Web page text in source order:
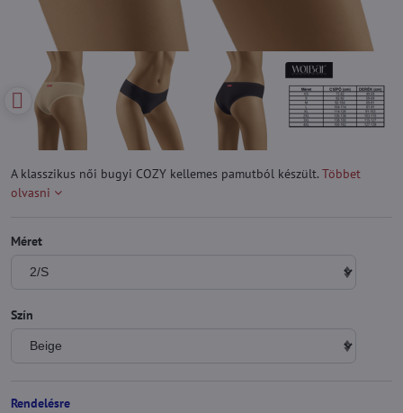
A klasszikus női bugyi COZY kellemes pamutból készült. Többet
olvasni
Méret
Szín
Rendelésre